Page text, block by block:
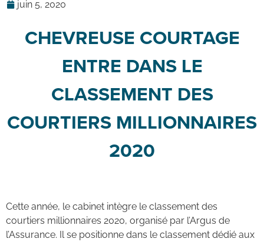
juin 5, 2020
CHEVREUSE COURTAGE
ENTRE DANS LE
CLASSEMENT DES
COURTIERS MILLIONNAIRES
2020
Cette année, le cabinet intègre le classement des
courtiers millionnaires 2020, organisé par l’Argus de
l’Assurance. Il se positionne dans le classement dédié aux